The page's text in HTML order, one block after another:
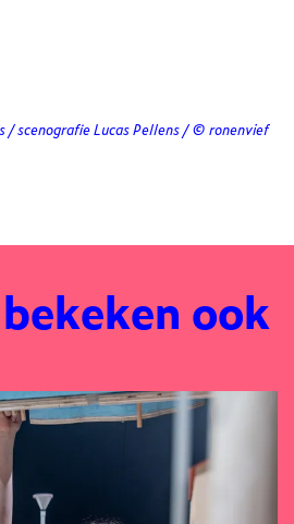
/ scenografie Lucas Pellens / © ronenvief
ook